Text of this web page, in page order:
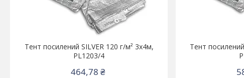
Тент посилений SILVER 120 г/м² 3х4м,
PL1203/4
464,78 ₴
Тент